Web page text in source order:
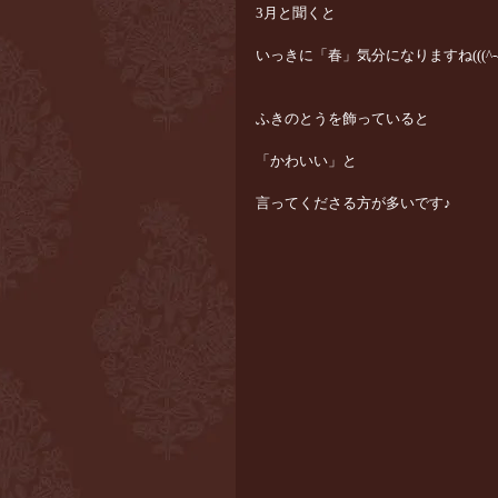
3月と聞くと
いっきに「春」気分になりますね
ふきのとうを飾っていると
「かわいい」と
言ってくださる方が多いです♪